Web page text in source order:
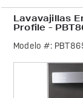
Lavavajillas
Profile -
Modelo #: